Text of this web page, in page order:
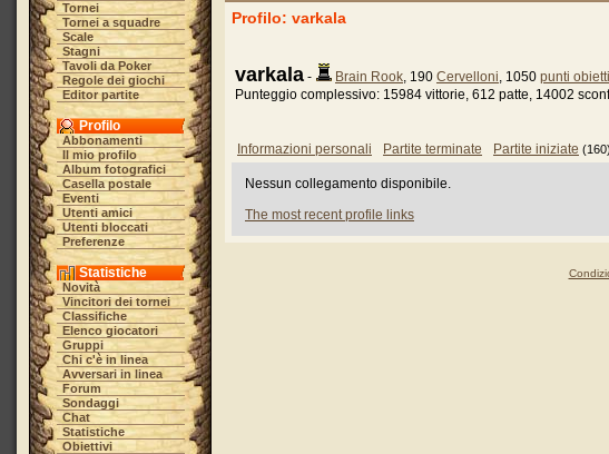
Tornei
Tornei a squadre
Scale
Stagni
Tavoli da Poker
Regole dei giochi
Editor partite
Profilo
Abbonamenti
Il mio profilo
Album fotografici
Casella postale
Eventi
Utenti amici
Utenti bloccati
Preferenze
Statistiche
Novità
Vincitori dei tornei
Classifiche
Elenco giocatori
Gruppi
Chi c'è in linea
Avversari in linea
Forum
Sondaggi
Chat
Statistiche
Obiettivi
Profilo: varkala
varkala - Brain Rook, 190 Cervelloni, 1050 punti
Punteggio complessivo: 15984 vittorie, 612 patte, 14002
Informazioni personali Partite terminate Partite iniziate (160)
Nessun collegamento disponibile.
The most recent profile links